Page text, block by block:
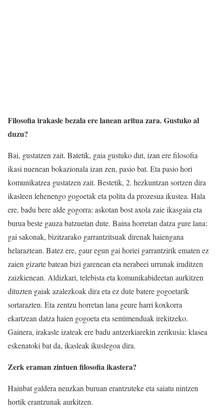
Filosofia irakasle bezala ere lanean aritua zara. Gustuko al
duzu?
Bai, gustatzen zait. Batetik, gaia gustuko dut, izan ere filosofia
ikasi nuenean bokazionala izan zen, pasio bat. Eta pasio hori
komunikatzea gustatzen zait. Bestetik, 2. hezkuntzan sortzen dira
ikasleen lehenengo gogoetak eta polita da prozesua ikustea. Hala
ere, badu bere alde gogorra: askotan bost axola zaie ikasgaia eta
burua beste gauza batzuetan dute. Baina horretan datza gure lana:
gai sakonak, bizitzarako garrantzitsuak direnak haiengana
helaraztean. Batez ere, gaur egun gai horiei garrantzirik ematen ez
zaien gizarte batean bizi garenean eta nerabeei urrunak iruditzen
zaizkienean. Aldizkari, telebista eta komunikabideetan aurkitzen
dituzten gaiak azalezkoak dira eta ez dute batere gogoetarik
sortarazten. Eta zentzu horretan lana geure harri koxkorra
ekartzean datza haien gogoeta eta sentimenduak irekitzeko.
Gainera, irakasle izateak ere badu antzerkiarekin zerikusia: klasea
eskenatoki bat da, ikasleak ikuslegoa dira.
Zerk eraman zintuen filosofia ikastera?
Hainbat galdera neuzkan buruan erantzuteke eta saiatu nintzen
hortik erantzunak aurkitzen.